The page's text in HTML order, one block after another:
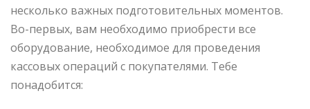
несколько важных подготовительных моментов.
Во-первых, вам необходимо приобрести все
оборудование, необходимое для проведения
кассовых операций с покупателями. Тебе
понадобится: